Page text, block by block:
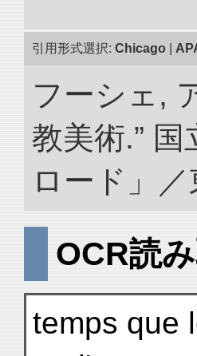
引用形式選択: Chicago
フーシェ,
教美術.”
ロード」
OCR読
temps que